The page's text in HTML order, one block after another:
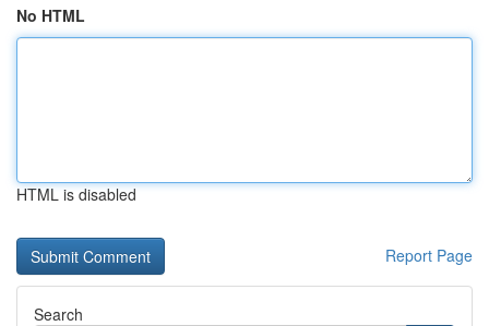
No HTML
HTML is disabled
Report Page
Search